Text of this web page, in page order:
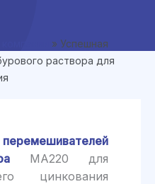
» Успешная
раствора для
перемешивателей
MA220 для
цинкования